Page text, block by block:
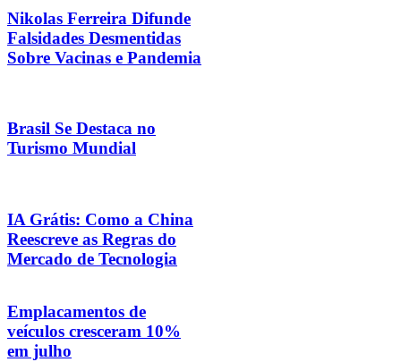
Nikolas Ferreira Difunde
Falsidades Desmentidas
Sobre Vacinas e Pandemia
Brasil Se Destaca no
Turismo Mundial
IA Grátis: Como a China
Reescreve as Regras do
Mercado de Tecnologia
Emplacamentos de
veículos cresceram 10%
em julho